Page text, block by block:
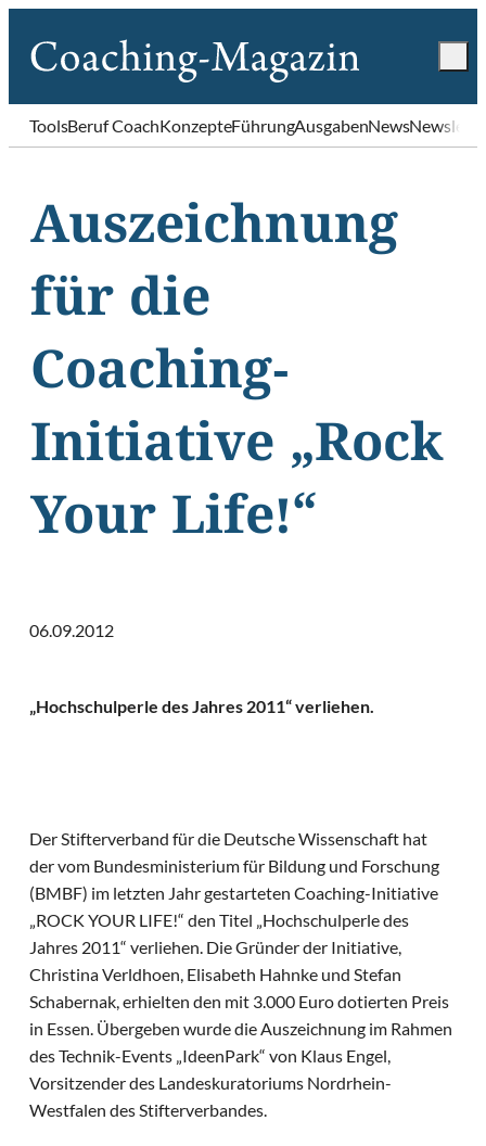
ToolsBeruf CoachKonzepteFührungAusgabenNews
Auszeichnung
für die
Coaching-
Initiative „Rock
Your Life!“
06.09.2012
„Hochschulperle des Jahres 2011“ verliehen.
Der Stifterverband für die Deutsche Wissenschaft hat
der vom Bundesministerium für Bildung und Forschung
(BMBF) im letzten Jahr gestarteten Coaching-Initiative
„ROCK YOUR LIFE!“ den Titel „Hochschulperle des
Jahres 2011“ verliehen. Die Gründer der Initiative,
Christina Verldhoen, Elisabeth Hahnke und Stefan
Schabernak, erhielten den mit 3.000 Euro dotierten Preis
in Essen. Übergeben wurde die Auszeichnung im Rahmen
des Technik-Events „IdeenPark“ von Klaus Engel,
Vorsitzender des Landeskuratoriums Nordrhein-
Westfalen des Stifterverbandes.